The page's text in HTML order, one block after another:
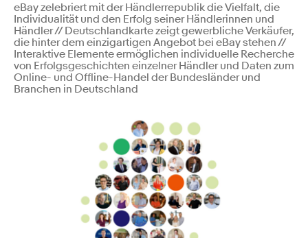
eBay zelebriert mit der Händlerrepublik die Vielfalt, die
Individualität und den Erfolg seiner Händlerinnen und
Händler // Deutschlandkarte zeigt gewerbliche Verkäufer,
die hinter dem einzigartigen Angebot bei eBay stehen //
Interaktive Elemente ermöglichen individuelle Recherche
von Erfolgsgeschichten einzelner Händler und Daten zum
Online- und Offline-Handel der Bundesländer und
Branchen in Deutschland